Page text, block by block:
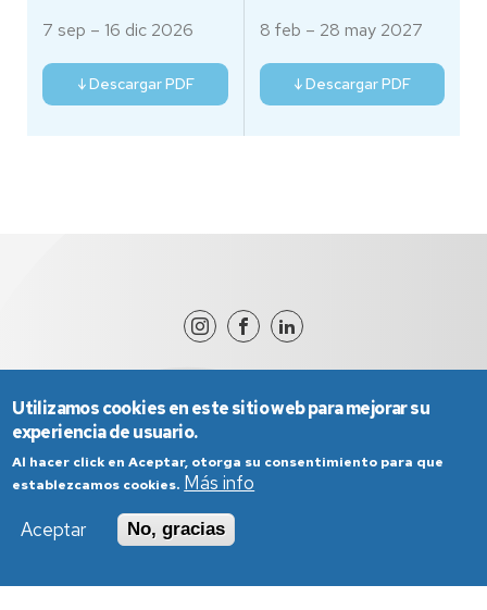
7 sep – 16 dic 2026
↓ Descargar PDF
8 feb – 28 may 2027
↓ Descargar PDF
dircisht@unizar.es
978618101
Política de Accesibilidad
Utilizamos cookies en este sitio web para mejorar su
experiencia de usuario.
Al hacer click en Aceptar, otorga su consentimiento para que
establezcamos cookies. Más info
Aceptar
No, gracias